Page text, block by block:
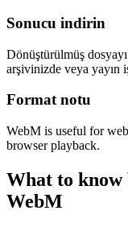
Sonucu indirin
Dönüştürülmüş
arşivinizde veya yayın
Format notu
WebM is useful for
browser playback.
What to know
WebM